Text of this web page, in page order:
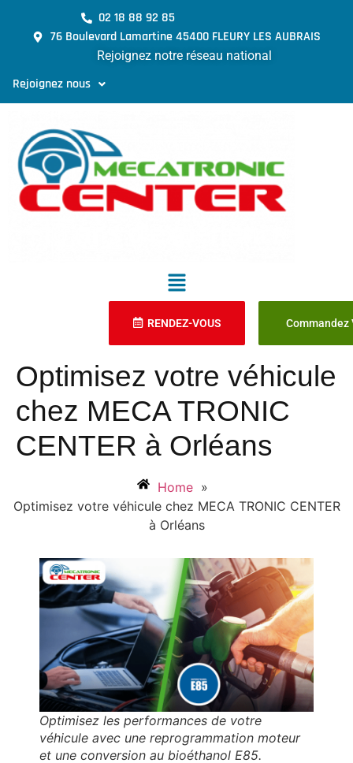
02 18 88 92 85
76 Boulevard Lamartine 45400 FLEURY LES AUBRAIS
Rejoignez notre réseau national
Rejoignez nous
RENDEZ-VOUS Commandez
Optimisez votre véhicule
chez MECA TRONIC
CENTER à Orléans
Home »
Optimisez votre véhicule chez MECA TRONIC CENTER
à Orléans
Optimisez les performances de votre
véhicule avec une reprogrammation moteur
et une conversion au bioéthanol E85.